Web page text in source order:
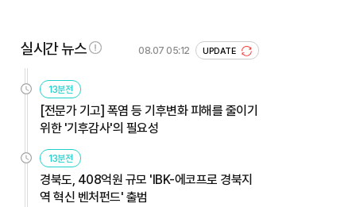
실시간 뉴스 08.07 05:12 UPDATE
13분전
[전문가 기고] 폭염 등 기후변화 피해를 줄이기
위한 '기후감사'의 필요성
13분전
경북도, 408억원 규모 'IBK-에코프로 경북지
역 혁신 벤처펀드' 출범